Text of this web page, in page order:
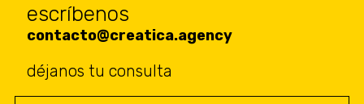
escríbenos
contacto@creatica.agency
déjanos tu consulta